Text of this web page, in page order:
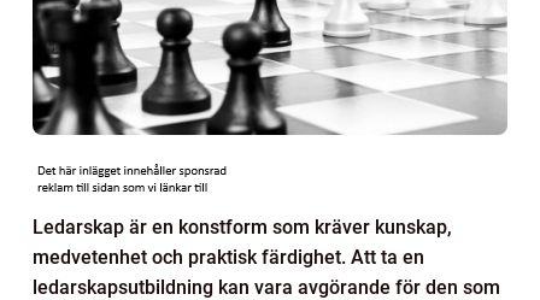
Ledarskap är en konstform som kräver kunskap,
medvetenhet och praktisk färdighet. Att ta en
ledarskapsutbildning kan vara avgörande för den som